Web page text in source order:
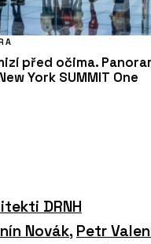
před očima.
York SUMMIT One
DRNH
Novák, Petr